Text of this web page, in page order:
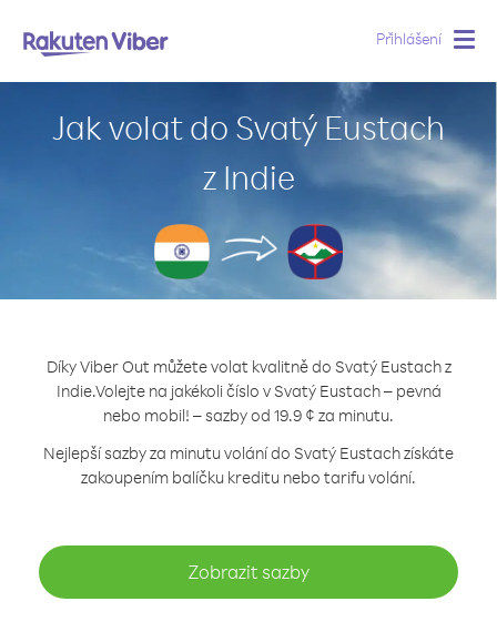
Přihlášení
Jak volat do Svatý Eustach
z Indie
Díky Viber Out můžete volat kvalitně do Svatý Eustach z
Indie.Volejte na jakékoli číslo v Svatý Eustach – pevná
nebo mobil! – sazby od 19.9 ¢ za minutu.
Nejlepší sazby za minutu volání do Svatý Eustach získáte
zakoupením balíčku kreditu nebo tarifu volání.
Zobrazit sazby